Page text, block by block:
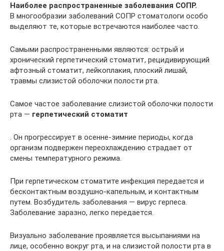
Наиболее распространенные заболевания СОПР.
В многообразии заболеваний СОПР стоматологи особо
выделяют те, которые встречаются наиболее часто.
Самыми распространенными являются: острый и
хронический герпетический стоматит, рецидивирующий
афтозный стоматит, лейкоплакия, плоский лишай,
травмы слизистой оболочки полости рта.
Самое частое заболевание слизистой оболочки полости
рта — герпетический стоматит
. Он прогрессирует в осенне-зимние периоды, когда
организм подвержен переохлаждению страдает от
смены температурного режима.
При герпетическом стоматите инфекция передается и
бесконтактным воздушно-капельным, и контактным
путем. Возбудитель заболевания — вирус герпеса.
Заболевание заразно, легко передается.
Визуально заболевание проявляется высыпаниями на
лице, особенно вокруг рта, и на слизистой полости рта в